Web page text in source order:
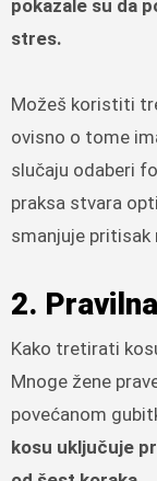
pokazale su da
stres.
Možeš koristiti
ovisno o tome
slučaju odaberi
praksa stvara
smanjuje pritisak
2.
Kako tretirati
Mnoge žene
povećanom
kosu uključuje